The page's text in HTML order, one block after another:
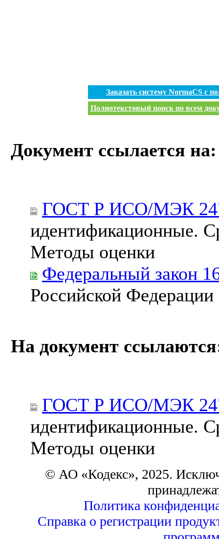
Заказать систему NormaCS с
Полнотекстовый поиск по всем
Документ ссылается на:
ГОСТ Р ИСО/МЭК
идентификационные.
Методы оценки
Федеральный закон
Российской Федерации
На документ
ГОСТ Р ИСО/МЭК
идентификационные.
Методы оценки
© АО «Кодекс», 2025.
Политика
Справка о регистрации